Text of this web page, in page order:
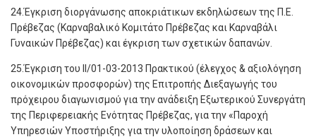
24.Έγκριση διοργάνωσης αποκριάτικων εκδηλώσεων της Π.Ε.
Πρέβεζας (Καρναβαλικό Κομιτάτο Πρέβεζας και Καρναβάλι
Γυναικών Πρέβεζας) και έγκριση των σχετικών δαπανών.
25.Έγκριση του ΙΙ/01-03-2013 Πρακτικού (έλεγχος & αξιολόγηση
οικονομικών προσφορών) της Επιτροπής Διεξαγωγής του
πρόχειρου διαγωνισμού για την ανάδειξη Εξωτερικού Συνεργάτη
της Περιφερειακής Ενότητας Πρέβεζας, για την «Παροχή
Υπηρεσιών Υποστήριξης για την υλοποίηση δράσεων και